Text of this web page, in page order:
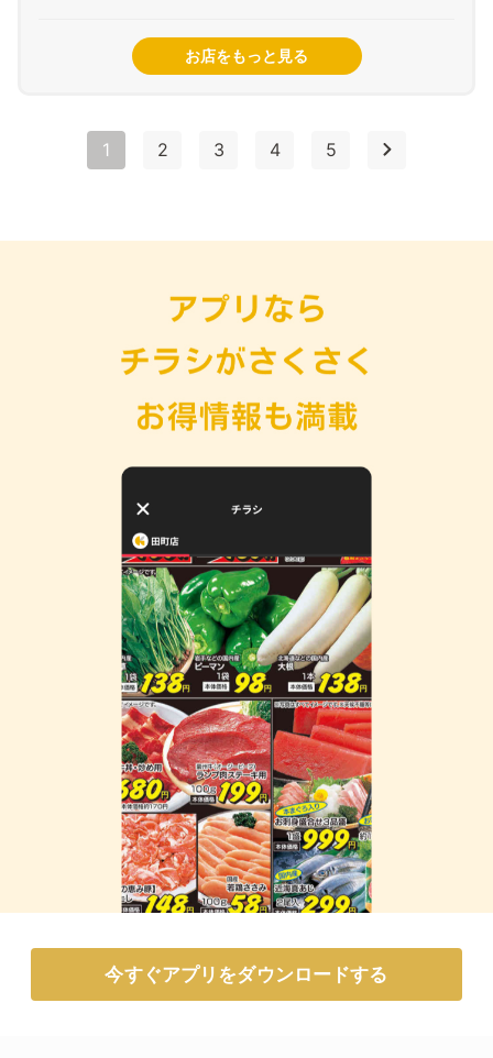
お店をもっと見る
1 2 3 4 5
今すぐアプリをダウンロードする